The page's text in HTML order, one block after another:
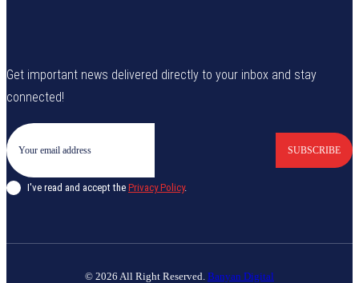
Get important news delivered directly to your inbox and stay
connected!
SUBSCRIBE
I've read and accept the Privacy Policy.
© 2026 All Right Reserved. Banyan Digital